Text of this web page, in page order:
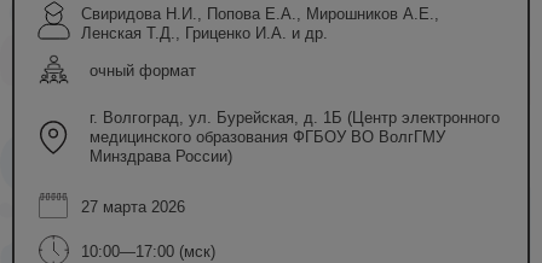
Свиридова Н.И., Попова Е.А., Мирошников А.Е.,
Ленская Т.Д., Гриценко И.А. и др.
очный формат
г. Волгоград, ул. Бурейская, д. 1Б (Центр электронного
медицинского образования ФГБОУ ВО ВолгГМУ
Минздрава России)
27 марта 2026
10:00—17:00 (мск)